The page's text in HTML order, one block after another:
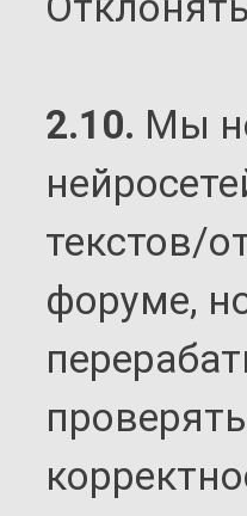
2.10. Мы
текстов/
форуме,